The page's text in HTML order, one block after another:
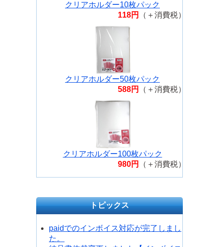
クリアホルダー10枚パック
118円
（＋消費税）
クリアホルダー50枚パック
588円
（＋消費税）
クリアホルダー100枚パック
980円
（＋消費税）
トピックス
paidでのインボイス対応が完了しまし
た。